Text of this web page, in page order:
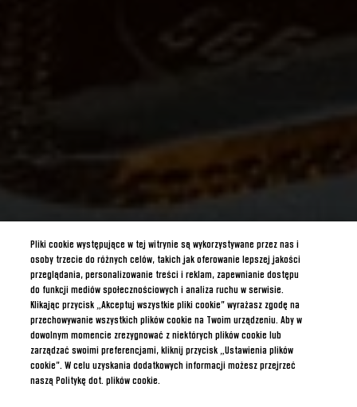
Pliki cookie występujące w tej witrynie są wykorzystywane przez nas i
osoby trzecie do różnych celów, takich jak oferowanie lepszej jakości
przeglądania, personalizowanie treści i reklam, zapewnianie dostępu
do funkcji mediów społecznościowych i analiza ruchu w serwisie.
Klikając przycisk „Akceptuj wszystkie pliki cookie” wyrażasz zgodę na
przechowywanie wszystkich plików cookie na Twoim urządzeniu. Aby w
dowolnym momencie zrezygnować z niektórych plików cookie lub
zarządzać swoimi preferencjami, kliknij przycisk „Ustawienia plików
cookie”. W celu uzyskania dodatkowych informacji możesz przejrzeć
naszą Politykę dot. plików cookie.